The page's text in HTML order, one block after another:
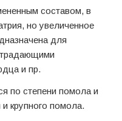
составом, в
но увеличенное
для
и пр.
по степени помола и
крупного помола.